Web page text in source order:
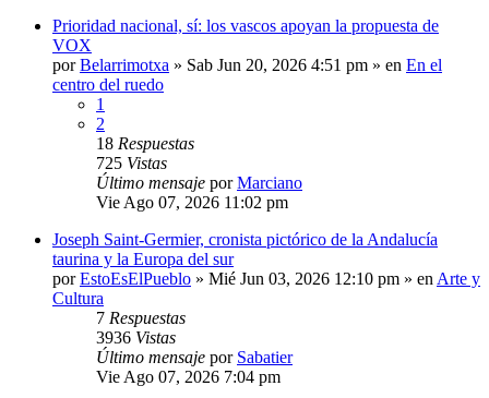
Prioridad nacional, sí: los vascos apoyan la propuesta de
VOX
porBelarrimotxa » Sab Jun 20, 2026 4:51 pm » en En el
centro del ruedo
1
2
18 Respuestas
725 Vistas
Último mensaje porMarciano
Vie Ago 07, 2026 11:02 pm
Joseph Saint-Germier, cronista pictórico de la Andalucía
taurina y la Europa del sur
porEstoEsElPueblo » Mié Jun 03, 2026 12:10 pm » enArte y
Cultura
7 Respuestas
3936 Vistas
Último mensaje por Sabatier
Vie Ago 07, 2026 7:04 pm